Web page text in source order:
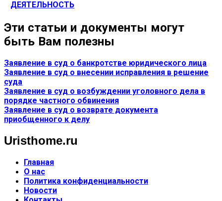
ДЕЯТЕЛЬНОСТЬ
Эти статьи и документы могут
быть Вам полезны
Заявление в суд о банкротстве юридического лица
Заявление в суд о внесении исправления в решение
суда
Заявление в суд о возбуждении уголовного дела в
порядке частного обвинения
Заявление в суд о возврате документа
приобщенного к делу
Uristhome.ru
Главная
О нас
Политика конфиденциальности
Новости